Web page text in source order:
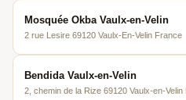
Mosquée Okba Vaulx-en-Velin
2 rue Lesire 69120 Vaulx-En-Velin France
Bendida Vaulx-en-Velin
2, chemin de la Rize 69120 Vaulx-en-Velin